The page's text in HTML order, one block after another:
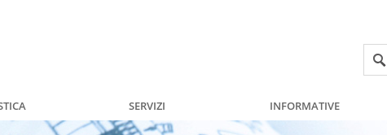
SERVIZI INFORMATIVE